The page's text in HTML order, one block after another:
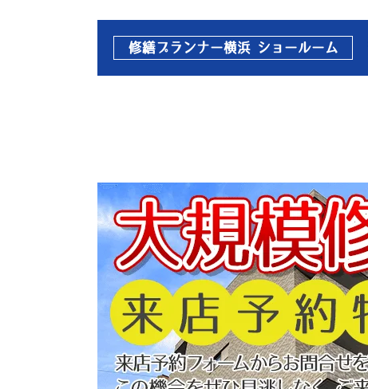
修繕プランナー横浜 ショールーム